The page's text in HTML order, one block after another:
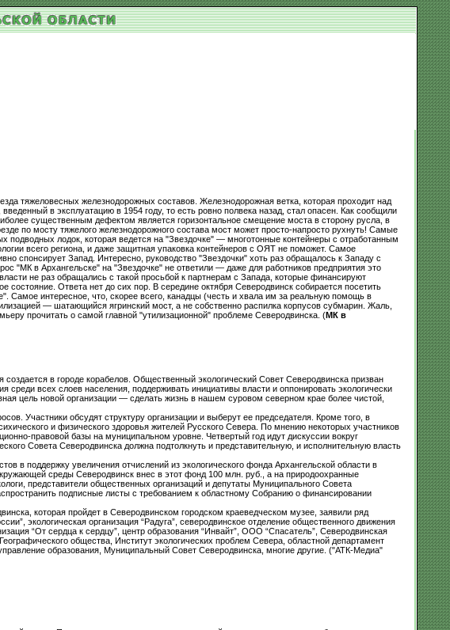
тяжеловесных железнодорожных составов. Железнодорожная ветка, которая проходит над
в эксплуатацию в 1954 году, то есть ровно полвека назад, стал опасен. Как сообщили
существенным дефектом является горизонтальное смещение моста в сторону русла, в
по мосту тяжелого железнодорожного состава мост может просто-напросто рухнуть! Самые
подводных лодок, которая ведется на "Звездочке" — многотонные контейнеры с отработанным
всего региона, и даже защитная упаковка контейнеров с ОЯТ не поможет. Самое
спонсирует Запад. Интересно, руководство "Звездочки" хоть раз обращалось к Западу с
"МК в Архангельске" на "Звездочке" не ответили — даже для работников предприятия это
не раз обращались с такой просьбой к партнерам с Запада, которые финансируют
Ответа нет до сих пор. В середине октября Северодвинск собирается посетить
Самое интересное, что, скорее всего, канадцы (честь и хвала им за реальную помощь в
— шатающийся ягринский мост, а не собственно распилка корпусов субмарин. Жаль,
прочитать о самой главной "утилизационной" проблеме Северодвинска. (МК в
в городе корабелов. Общественный экологический Совет Северодвинска призван
среди всех слоев населения, поддерживать инициативы власти и оппонировать экологически
цель новой организации — сделать жизнь в нашем суровом северном крае более чистой,
Участники обсудят структуру организации и выберут ее председателя. Кроме того, в
и физического здоровья жителей Русского Севера. По мнению некоторых участников
правовой базы на муниципальном уровне. Четвертый год идут дискуссии вокруг
Совета Северодвинска должна подтолкнуть и представительную, и исполнительную власть
в поддержку увеличения отчислений из экологического фонда Архангельской области в
среды Северодвинск внес в этот фонд 100 млн. руб., а на природоохранные
представители общественных организаций и депутаты Муниципального Совета
подписные листы с требованием к областному Собранию о финансировании
которая пройдет в Северодвинском городском краеведческом музее, заявили ряд
экологическая организация “Радуга”, северодвинское отделение общественного движения
“От сердца к сердцу”, центр образования “Инвайт”, ООО “Спасатель”, Северодвинская
общества, Институт экологических проблем Севера, областной департамент
образования, Муниципальный Совет Северодвинска, многие другие. ("АТК-Медиа"